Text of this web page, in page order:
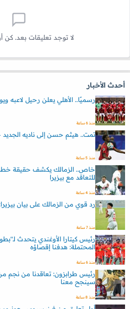
لا توجد تعليقات بعد. كن
أحدث الأخبار
رسميًا.. الأهلي يعلن رحيل لاعبه
منذ 6 ساعة
تمت.. هيثم حسن إلى ناديه الجديد حتى
منذ 5 ساعة
خاص.. الزمالك يكشف حقيقة
للتعاقد مع بيزيرا
منذ 4 ساعة
رد قوي من الزمالك على بيان
منذ 7 ساعة
رئيس كيتارا الأوغندي يتحدث
المحتملة: هدفنا إقصاؤه
منذ 6 ساعة
رئيس طرابزون: تعاقدنا من نجم
سينجح معنا
منذ 8 ساعة